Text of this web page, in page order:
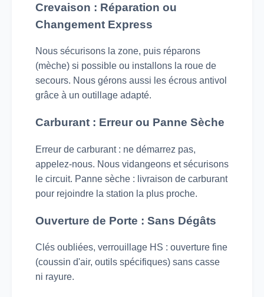
Crevaison : Réparation ou
Changement Express
Nous sécurisons la zone, puis réparons
(mèche) si possible ou installons la roue de
secours. Nous gérons aussi les écrous antivol
grâce à un outillage adapté.
Carburant : Erreur ou Panne Sèche
Erreur de carburant : ne démarrez pas,
appelez-nous. Nous vidangeons et sécurisons
le circuit. Panne sèche : livraison de carburant
pour rejoindre la station la plus proche.
Ouverture de Porte : Sans Dégâts
Clés oubliées, verrouillage HS : ouverture fine
(coussin d'air, outils spécifiques) sans casse
ni rayure.